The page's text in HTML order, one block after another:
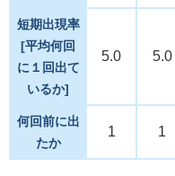
短期出現率
[平均何回
に１回出て
いるか]
5.0 5.0
何回前に出
たか
1 1